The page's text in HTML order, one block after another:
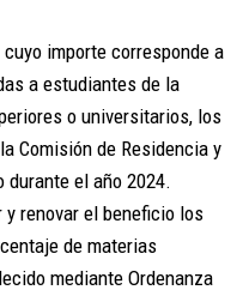
importe corresponde a
a estudiantes de la
o universitarios, los
Comisión de Residencia y
el año 2024.
y renovar el beneficio los
de materias
mediante Ordenanza